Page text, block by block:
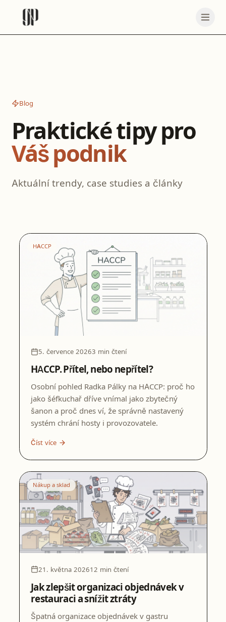
Blog
Praktické tipy pro
Váš podnik
Aktuální trendy, case studies a články
HACCP
5. července 20263 min čtení
HACCP. Přítel, nebo nepřítel?
Osobní pohled Radka Pálky na HACCP: proč ho
jako šéfkuchař dříve vnímal jako zbytečný
šanon a proč dnes ví, že správně nastavený
systém chrání hosty i provozovatele.
Číst více
Nákup a sklad
21. května 202612 min čtení
Jak zlepšit organizaci objednávek v
restauraci a snížit ztráty
Špatná organizace objednávek v gastru